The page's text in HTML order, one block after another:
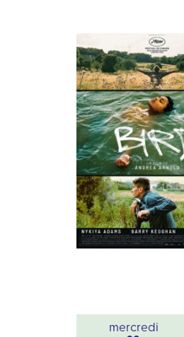
mercredi